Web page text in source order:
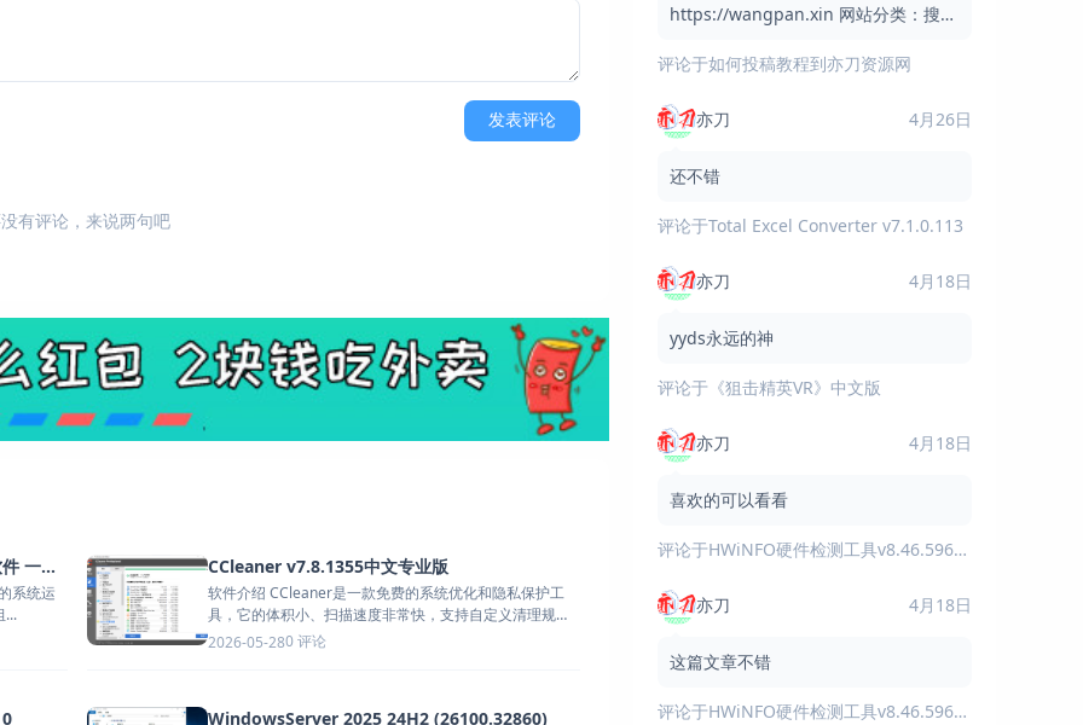
发表评论
有评论，来说两句吧
DirectX修复工具 v4.4 游戏运行库修复软件 一键修复DLL缺失报错
...
CCleaner v7.8.1355中文专业版
软件介绍 CCleaner是一款免费的系统优化和隐私保护工
具，它的体积小、扫描速度非常快，支持自定义清理规
则，增强了应...
2026-05-280 评论
WindowsServer 2025 24H2 (26100.32860)
https://wangpan.xin 网站分类：搜索
汪盘搜索是一个免费的网盘资
评论于如何投稿教程到亦刀资源网
亦刀 4月26日
还不错
评论于Total Excel Converter v7.1.0.113
亦刀 4月18日
yyds永远的神
评论于 《狙击精英VR》中文版
亦刀 4月18日
喜欢的可以看看
评论于HWiNFO硬件检测工具v8.46.5960绿色版
亦刀 4月18日
这篇文章不错
评论于HWiNFO硬件检测工具v8.46.5960绿色版